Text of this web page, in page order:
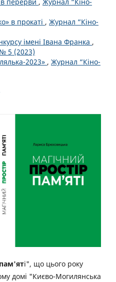
перерви , Журнал “Кіно-
в прокаті , Журнал “Кіно-
імені Івана Франка ,
5 (2023)
2023» , Журнал “Кіно-
і", що цього року
домі "Києво-Могилянська